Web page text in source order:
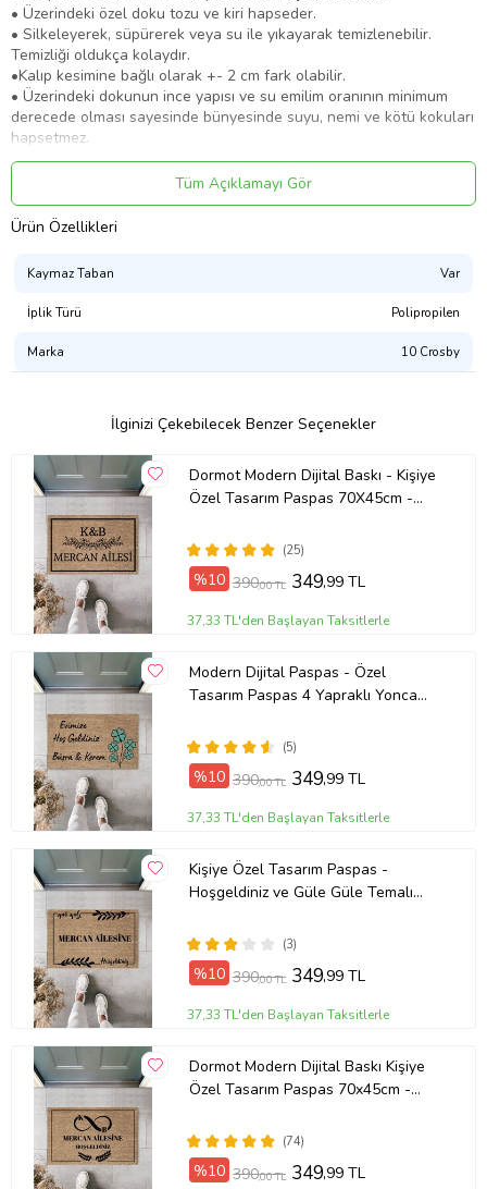
• Üzerindeki özel doku tozu ve kiri hapseder.
• Silkeleyerek, süpürerek veya su ile yıkayarak temizlenebilir.
Temizliği oldukça kolaydır.
•Kalıp kesimine bağlı olarak +- 2 cm fark olabilir.
• Üzerindeki dokunun ince yapısı ve su emilim oranının minimum
derecede olması sayesinde bünyesinde suyu, nemi ve kötü kokuları
hapsetmez.
• Ürünün hem dekoratif hem de işlevsel özelliği mekanınıza
sofistike ve modern bir hava katacak.
• Taban dayanıklılığı ve ağırlığı sayesinde olumsuz etmenlere karşı
dayanıklıdır.
Tüm Açıklamayı Gör
Ürün Özellikleri
Kaymaz Taban Var
İplik Türü Polipropilen
Marka 10 Crosby
İlginizi Çekebilecek Benzer Seçenekler
Dormot Modern Dijital Baskı - Kişiye
Özel Tasarım Paspas 70X45cm -
(25)
%10 390,00 TL 349,99 TL
37,33 TL'den Başlayan Taksitlerle
Modern Dijital Paspas - Özel
Tasarım Paspas 4 Yapraklı Yonca
(5)
%10 390,00 TL 349,99 TL
37,33 TL'den Başlayan Taksitlerle
Kişiye Özel Tasarım Paspas -
Hoşgeldiniz ve Güle Güle Temalı
Paspas (Bej) (3)
%10 390,00 TL 349,99 TL
37,33 TL'den Başlayan Taksitlerle
Dormot Modern Dijital Baskı Kişiye
Özel Tasarım Paspas 70x45cm -
Açık Ton)
(74)
%10 390,00 TL 349,99 TL